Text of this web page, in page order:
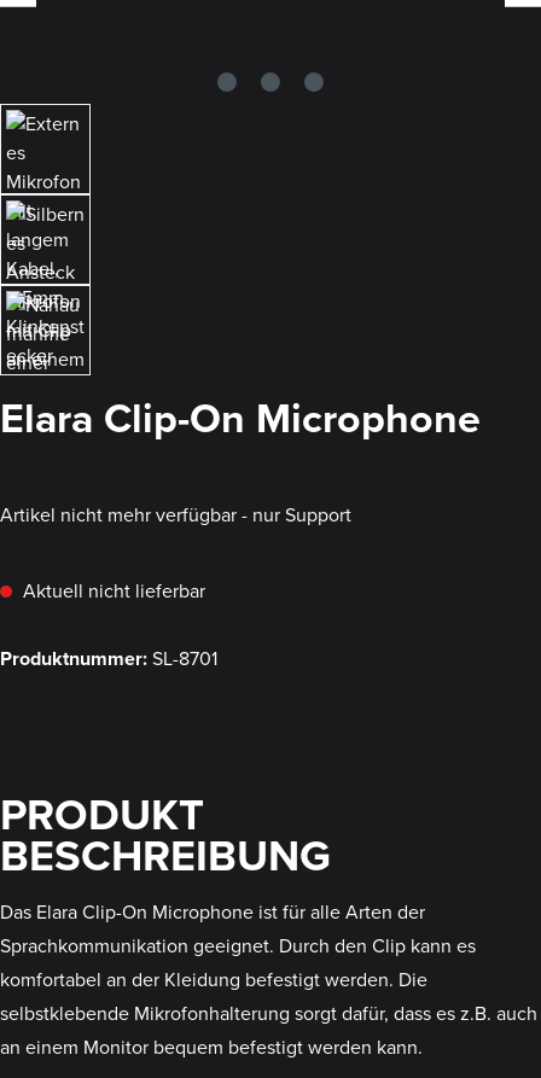
Elara Clip-On Microphone
Artikel nicht mehr verfügbar - nur Support
Aktuell nicht lieferbar
Produktnummer:SL-8701
PRODUKT
BESCHREIBUNG
Das Elara Clip-On Microphone ist für alle Arten der
Sprachkommunikation geeignet. Durch den Clip kann es
komfortabel an der Kleidung befestigt werden. Die
selbstklebende Mikrofonhalterung sorgt dafür, dass es z.B. auch
an einem Monitor bequem befestigt werden kann.